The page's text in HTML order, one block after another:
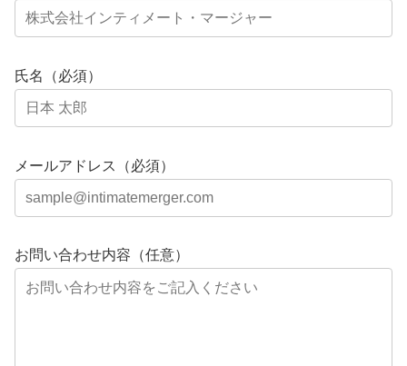
氏名（必須）
メールアドレス（必須）
お問い合わせ内容（任意）